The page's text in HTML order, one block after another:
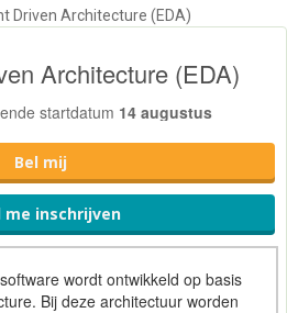
Driven Architecture (EDA)
Architecture (EDA)
startdatum 14 augustus
Bel mij
me inschrijven
wordt ontwikkeld op basis
Bij deze architectuur worden